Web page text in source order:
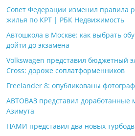
Совет Федерации изменил правила
жилья по КРТ | РБК Недвижимость
Автошкола в Москве: как выбрать
дойти до экзамена
Volkswagen представил бюджетный
Cross: дороже соплатформенников
Freelander 8: опубликованы
АВТОВАЗ представил доработанные
Азимута
НАМИ представил два новых